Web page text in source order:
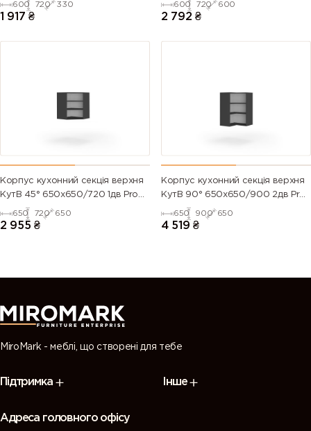
600 720 330
1 917 ₴
600 720 600
2 792 ₴
Корпус кухонний секцiя верхня
КутВ 45° 650х650/720 1дв Pro
650 720 650
2 955 ₴
Корпус кухонний секцiя верхня
КутВ 90° 650х650/900 2дв Pro
650 900 650
4 519 ₴
MiroMark - меблі, що створені для тебе
Підтримка Інше
Адреса головного офісу